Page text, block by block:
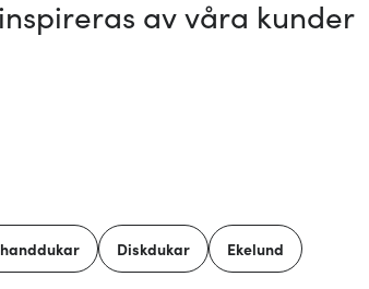
av våra kunder
Diskdukar Ekelund